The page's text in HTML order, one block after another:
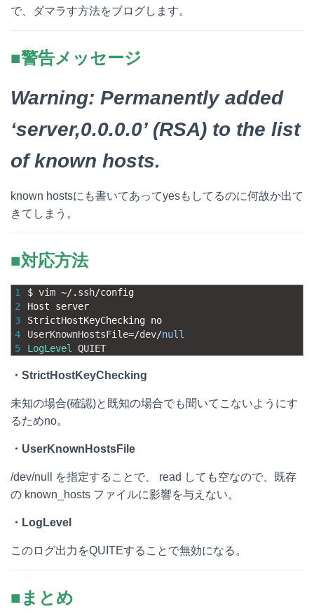
e
a
e
o
o
e k
で、
ダマラす方法をブログします。
■警告メッセージ
Warning: Permanently added
‘server,0.0.0.0’ (RSA) to the list
of known hosts.
known hostsにも書いてあってyesもしてるのに何故か出て
きてしまう。
■対応方法
1
2
3
4
5
$ vim ~/. ssh/config
Host server
StrictHostKeyChecking no
UserKnownHostsFile=/dev/null
LogLevel
QUIET
・StrictHostKeyChecking
未知の場合(確認)と既知の場合でも聞いてこないようにす
るためno。
・UserKnownHostsFile
/dev/null
を指定することで、 read しても空なので、既存
の known_hosts ファイルに影響を与えない。
・LogLevel
このログ出力をQUITEすることで無効になる。
■まとめ